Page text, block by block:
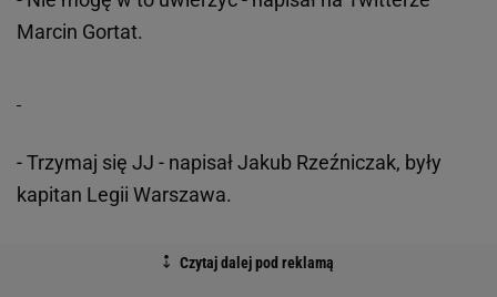
Marcin Gortat.
- Trzymaj się JJ - napisał Jakub Rzeźniczak, były
kapitan Legii Warszawa.